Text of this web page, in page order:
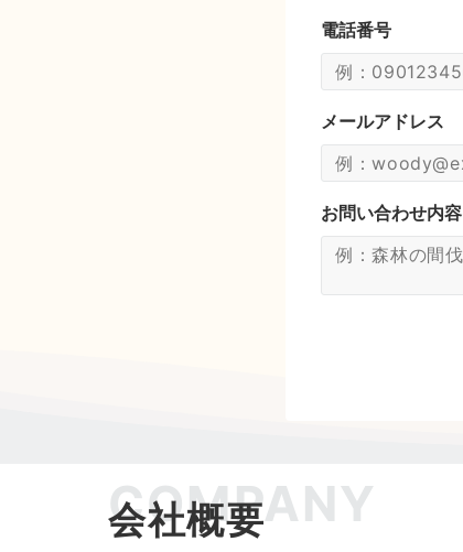
電話番号
メールアドレス
お問い合わせ内容
COMPANY
会社概要